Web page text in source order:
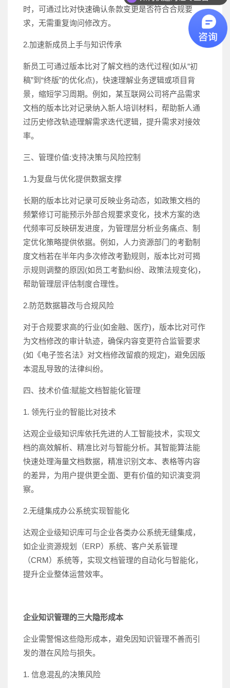
时，可通过比对快速确认条款变更是否符合合规要
求，无需重复询问修改方。
2.加速新成员上手与知识传承
新员工可通过版本比对了解文档的迭代过程(如从“初
稿”到“终版”的优化点)，快速理解业务逻辑或项目背
景，缩短学习周期。例如，某互联网公司将产品需求
文档的版本比对记录纳入新人培训材料，帮助新人通
过历史修改轨迹理解需求迭代逻辑，提升需求对接效
率。
三、管理价值:支持决策与风险控制
1.为复盘与优化提供数据支撑
长期的版本比对记录可反映业务动态，如政策文档的
频繁修订可能预示外部合规要求变化，技术方案的迭
代频率可反映研发进度，为管理层分析业务痛点、制
定优化策略提供依据。例如，人力资源部门的考勤制
度文档若在半年内多次修改考勤规则，版本比对可揭
示规则调整的原因(如员工考勤纠纷、政策法规变化)，
帮助管理层评估制度合理性。
2.防范数据篡改与合规风险
对于合规要求高的行业(如金融、医疗)，版本比对可作
为文档修改的审计轨迹，确保内容变更符合监管要求
(如《电子签名法》对文档修改留痕的规定)，避免因版
本混乱导致的法律纠纷。
四、技术价值:赋能文档智能化管理
1. 领先行业的智能比对技术
达观企业级知识库依托先进的人工智能技术，实现文
档的高效解析、精准比对与智能分析。其智能算法能
快速处理海量文档数据，精准识别文本、表格等内容
的差异，为用户提供更全面、更有价值的知识演变洞
察。
2.无缝集成办公系统实现智能化
达观企业级知识库可与企业各类办公系统无缝集成，
如企业资源规划（ERP）系统、客户关系管理
（CRM）系统等，实现文档管理的自动化与智能化，
提升企业整体运营效率。
企业知识管理的三大隐形成本
企业需警惕这些隐形成本，避免因知识管理不善而引
发的潜在风险与损失。
1. 信息混乱的决策风险